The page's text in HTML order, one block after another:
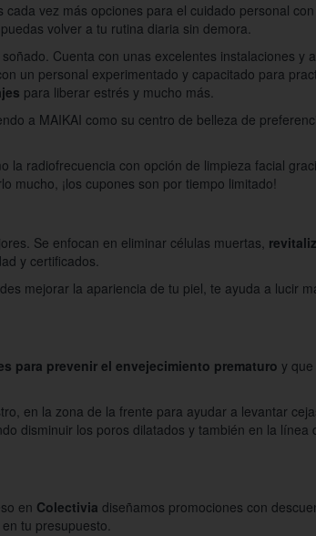
vez más opciones para el cuidado personal
volver a tu rutina diaria sin demora.
Cuenta con unas excelentes instalaciones y
un personal experimentado y capacitado para
para liberar estrés y mucho más.
a MAIKAI como su centro de belleza de
la radiofrecuencia con opción de limpieza facial
mucho, ¡los cupones son por tiempo limitado!
Se enfocan en eliminar células muertas,
y certificados.
mejorar la apariencia de tu piel, te ayuda a lucir
para prevenir el envejecimiento prematuro y
en la zona de la frente para ayudar a levantar
disminuir los poros dilatados y también en la línea
en Colectivia diseñamos promociones con
tu presupuesto.